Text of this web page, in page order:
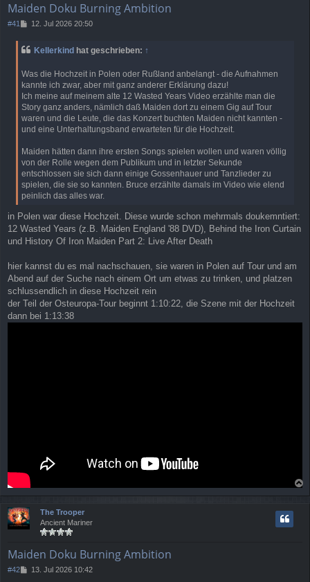
Maiden Doku Burning Ambition
#41
B
t
a
g
12. Jul 2026 20:50
Kellerkind hat geschrieben: ↑
Was die Hochzeit in Polen oder Rußland anbelangt - die Aufnahmen
kannte ich zwar, aber mit ganz anderer Erklärung dazu!
Ich meine auf meinem alte 12 Wasted Years Video erzählte man die
Story ganz anders, nämlich daß Maiden dort zu einem Gig auf Tour
waren und die Leute, die das Konzert buchten Maiden nicht kannten -
und eine Unterhaltungsband erwarteten für die Hochzeit.
Maiden hätten dann ihre ersten Songs spielen wollen und waren völlig
von der Rolle wegen dem Publikum und in letzter Sekunde
entschlossen sie sich dann einige Gossenhauer und Tanzlieder zu
spielen, die sie so kannten. Bruce erzählte damals im Video wie elend
peinlich das alles war.
in Polen war diese Hochzeit. Diese wurde schon mehrmals doukemntiert:
12 Wasted Years (z.B. Maiden England '88 DVD), Behind the Iron Curtain
und History Of Iron Maiden Part 2: Live After Death
hier kannst du es mal nachschauen, sie waren in Polen auf Tour und am
Abend auf der Suche nach einem Ort um etwas zu trinken, und platzen
schlussendlich in diese Hochzeit rein
der Teil der Osteuropa-Tour beginnt 1:10:22, die Szene mit der Hochzeit
dann bei 1:13:38
a
The Trooper
Ancient Mariner
Maiden Doku Burning Ambition
#42
B13. Jul 2026 10:42